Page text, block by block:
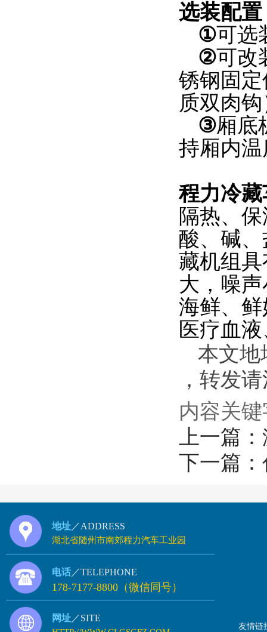
选装配置
①可选
②可改
锈钢固
质双肉
③厢底
持厢内
程力冷
隔热、
酸、碱
藏机组
大，噪
海鲜、
医疗血
本文地
，转发
内容关
上一篇：
下一篇：
地址 ／ADDRESS
湖北省随州市南郊程力汽车工业园
电话 ／TELEPHONE
178-7177-8800（微信同号）
网址 ／SITE
友情链